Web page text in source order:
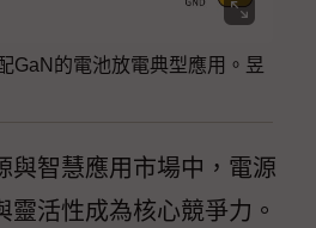
GaN的電池放電典型應用。昱
與智慧應用市場中，電源
靈活性成為核心競爭力。